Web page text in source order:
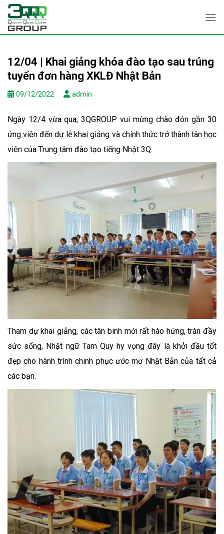
Skip
content
12/04 | Khai giảng khóa đào tạo sau trúng
tuyển đơn hàng XKLĐ Nhật Bản
09/12/2022 admin
Ngày 12/4 vừa qua, 3QGROUP vui mừng chào đón gần 30
ứng viên đến dự lễ khai giảng và chính thức trở thành tân học
viên của Trung tâm đào tạo tiếng Nhật 3Q.
Tham dự khai giảng, các tân binh mới rất hào hứng, tràn đầy
sức sống, Nhật ngữ Tam Quy hy vọng đây là khởi đầu tốt
đẹp cho hành trình chinh phục ước mơ Nhật Bản của tất cả
các bạn.